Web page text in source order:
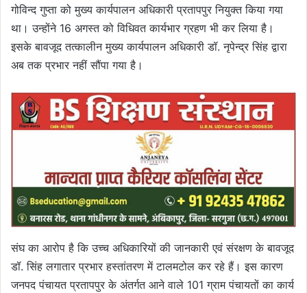
गोविन्द गुप्ता को मुख्य कार्यपालन अधिकारी प्रतापपुर नियुक्त किया गया
था। उन्होंने 16 अगस्त को विधिवत कार्यभार ग्रहण भी कर लिया है।
इसके बावजूद तत्कालीन मुख्य कार्यपालन अधिकारी डॉ. नृपेन्द्र सिंह द्वारा
अब तक प्रभार नहीं सौंपा गया है।
संघ का आरोप है कि उच्च अधिकारियों की जानकारी एवं संरक्षण के बावजूद
डॉ. सिंह लगातार प्रभार हस्तांतरण में टालमटोल कर रहे हैं। इस कारण
जनपद पंचायत प्रतापपुर के अंतर्गत आने वाले 101 ग्राम पंचायतों का कार्य